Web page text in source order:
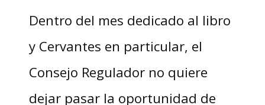
Dentro del mes dedicado al libro
y Cervantes en particular, el
Consejo Regulador no quiere
dejar pasar la oportunidad de